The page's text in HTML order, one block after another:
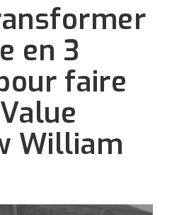
en 3
faire
William